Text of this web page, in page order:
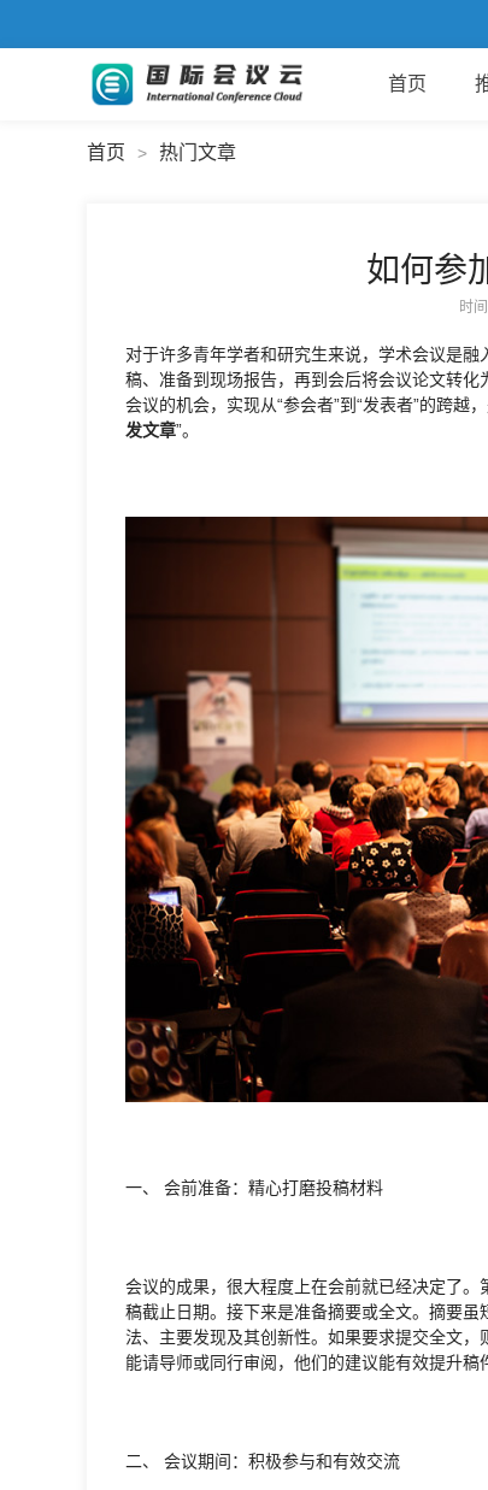
首页
首页 > 热门文章
如何参
时
对于许多青年学者和研究生来说，学术会议是
稿、准备到现场报告，再到会后将会议论文转
会议的机会，实现从“参会者”到“发表者”的跨越
发文章”。
一、 会前准备：精心打磨投稿材料
会议的成果，很大程度上在会前就已经决定了
稿截止日期。接下来是准备摘要或全文。摘要
法、主要发现及其创新性。如果要求提交全文
能请导师或同行审阅，他们的建议能有效提升稿
二、 会议期间：积极参与和有效交流